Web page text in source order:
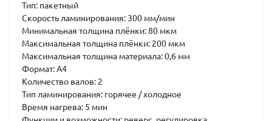
Тип: пакетный
Скорость ламинирования: 300 мм/мин
Минимальная толщина плёнки: 80 мкм
Максимальная толщина плёнки: 200 мкм
Максимальная толщина материала: 0,6 мм
Формат: А4
Количество валов: 2
Тип ламинирования: горячее / холодное
Время нагрева: 5 мин